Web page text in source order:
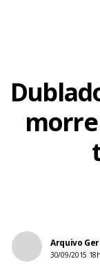
Arquivo
30/09/2015